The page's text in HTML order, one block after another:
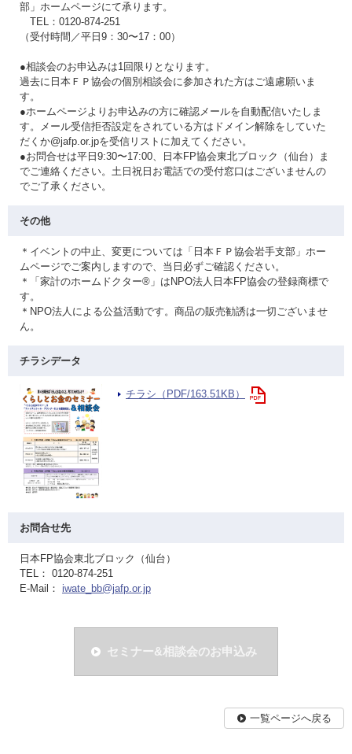
部」ホームページにて承ります。
TEL：0120-874-251
（受付時間／平日9：30〜17：00）
●相談会のお申込みは1回限りとなります。
過去に日本ＦＰ協会の個別相談会に参加された方はご遠慮願いま
す。
●ホームページよりお申込みの方に確認メールを自動配信いたしま
す。メール受信拒否設定をされている方はドメイン解除をしていた
だくか@jafp.or.jpを受信リストに加えてください。
●お問合せは平日9:30〜17:00、日本FP協会東北ブロック（仙台）ま
でご連絡ください。土日祝日お電話での受付窓口はございませんの
でご了承ください。
その他
＊イベントの中止、変更については「日本ＦＰ協会岩手支部」ホー
ムページでご案内しますので、当日必ずご確認ください。
＊「家計のホームドクター®」はNPO法人日本FP協会の登録商標で
す。
＊NPO法人による公益活動です。商品の販売勧誘は一切ございませ
ん。
チラシデータ
チラシ（PDF/163.51KB）
お問合せ先
日本FP協会東北ブロック（仙台）
TEL： 0120-874-251
E-Mail： iwate_bb@jafp.or.jp
セミナー&相談会のお申込み
一覧ページへ戻る